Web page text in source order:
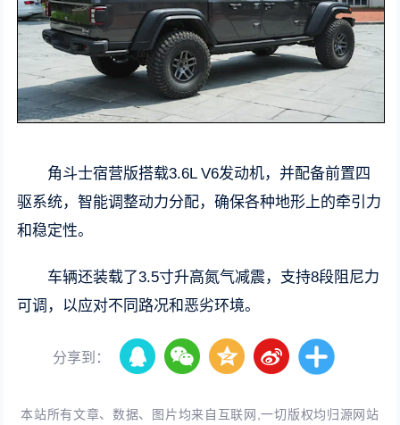
角斗士宿营版搭载3.6L V6发动机，并配备前置四
驱系统，智能调整动力分配，确保各种地形上的牵引力
和稳定性。
车辆还装载了3.5寸升高氮气减震，支持8段阻尼力
可调，以应对不同路况和恶劣环境。
分享到：
本站所有文章、数据、图片均来自互联网,一切版权均归源网站